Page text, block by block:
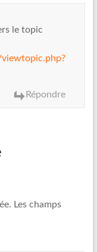
le topic
Répondre
Les champs